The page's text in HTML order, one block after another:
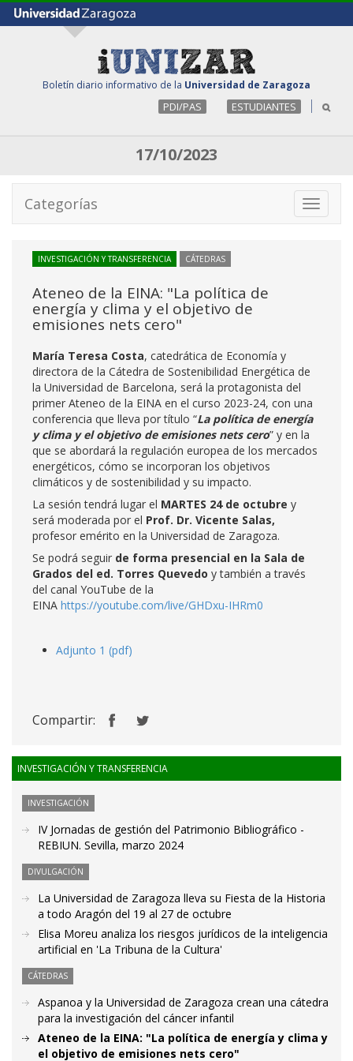
Boletín diario informativo de la Universidad de Zaragoza
PDI/PAS ESTUDIANTES
17/10/2023
Toggle
Categorías
INVESTIGACIÓN Y TRANSFERENCIA CÁTEDRAS
Ateneo de la EINA: "La política de
energía y clima y el objetivo de
emisiones nets cero"
María Teresa Costa, catedrática de Economía y
directora de la Cátedra de Sostenibilidad Energética de
la Universidad de Barcelona, será la protagonista del
primer Ateneo de la EINA en el curso 2023-24, con una
conferencia que lleva por título “La política de energía
y clima y el objetivo de emisiones nets cero” y en la
que se abordará la regulación europea de los mercados
energéticos, cómo se incorporan los objetivos
climáticos y de sostenibilidad y su impacto.
La sesión tendrá lugar el MARTES 24 de octubre y
será moderada por el Prof. Dr. Vicente Salas,
profesor emérito en la Universidad de Zaragoza.
Se podrá seguir de forma presencial en la Sala de
Grados del ed. Torres Quevedo y también a través
del canal YouTube de la
EINA https://youtube.com/live/GHDxu-IHRm0
Adjunto 1 (pdf)
Compartir:
INVESTIGACIÓN Y TRANSFERENCIA
INVESTIGACIÓN
IV Jornadas de gestión del Patrimonio Bibliográfico -
REBIUN. Sevilla, marzo 2024
DIVULGACIÓN
La Universidad de Zaragoza lleva su Fiesta de la Historia
a todo Aragón del 19 al 27 de octubre
Elisa Moreu analiza los riesgos jurídicos de la inteligencia
artificial en 'La Tribuna de la Cultura'
CÁTEDRAS
Aspanoa y la Universidad de Zaragoza crean una cátedra
para la investigación del cáncer infantil
Ateneo de la EINA: "La política de energía y clima y
el objetivo de emisiones nets cero"